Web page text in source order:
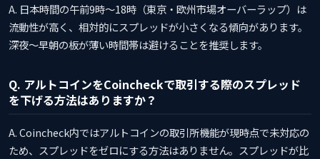
A. 日本時間の午前9時〜18時（東京・欧州市場オーバーラップ）は
流動性が高く、相対的にスプレッドが小さくなる傾向があります。
深夜〜早朝の板が薄い時間帯は避けることを推奨します。
Q. アルトコインをCoincheckで取引する際のスプレッド
を下げる方法はありますか？
A. Coincheck内ではアルトコインの取引所機能が現時点で未対応の
ため、スプレッドをゼロにする方法はありません。スプレッドが比